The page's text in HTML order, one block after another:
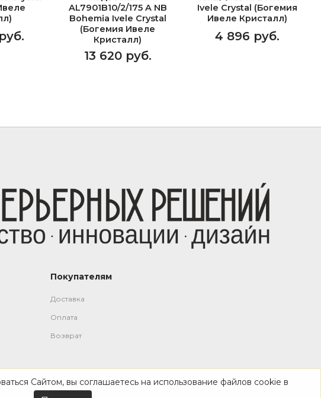
AL7901B10/2/175 A NB
Bohemia Ivele Crystal
(Богемия Ивеле
Кристалл)
13 620 руб.
Ivele Crystal (Богемия
Ивеле Кристалл)
4 896 руб.
Покупателям
Доставка
Оплата
Возврат
Сайтом, вы соглашаетесь на использование файлов cookie в